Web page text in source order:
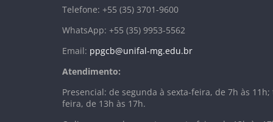
Telefone: +55 (35) 3701-9600
WhatsApp: +55 (35) 9953-5562
Email: ppgcb@unifal-mg.edu.br
Atendimento:
Presencial: de segunda à sexta-feira, de 7h às
feira, de 13h às 17h.